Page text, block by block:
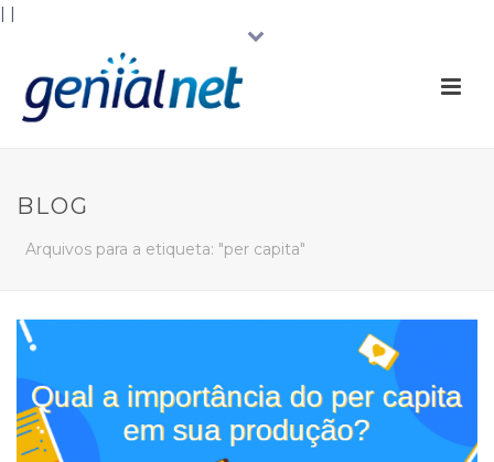
| |
BLOG
Arquivos para a etiqueta: "per capita"